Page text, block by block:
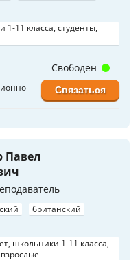
1-11 класса, студенты,
Свободен
Связаться
Павел
британский
школьники 1-11 класса,